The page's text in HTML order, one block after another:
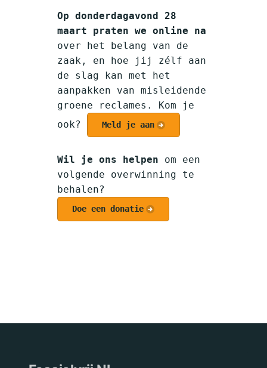
Op donderdagavond 28
maart praten we online na
over het belang van de
zaak, en hoe jij zélf aan
de slag kan met het
aanpakken van misleidende
groene reclames. Kom je
ook?
Meld je aan
Wil je ons helpen om een
volgende overwinning te
behalen?
Doe een donatie